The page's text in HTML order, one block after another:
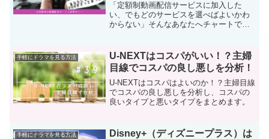
「定額制動画配信サービスに加入した
い、でもどのサービスを選べばよいかわ
からない」そんなあなたへチャートで簡
手軽にドラマを見る方法
U-NEXTはコスパがいい！？主婦
目線でコスパの良し悪しを分析！
U-NEXTはコスパはよいのか！？主婦目線
でコスパの良し悪しを分析し、コスパの
良いタイプと悪いタイプをまとめます。
手軽にドラマを見る方法
Disney+（ディズニープラス）は